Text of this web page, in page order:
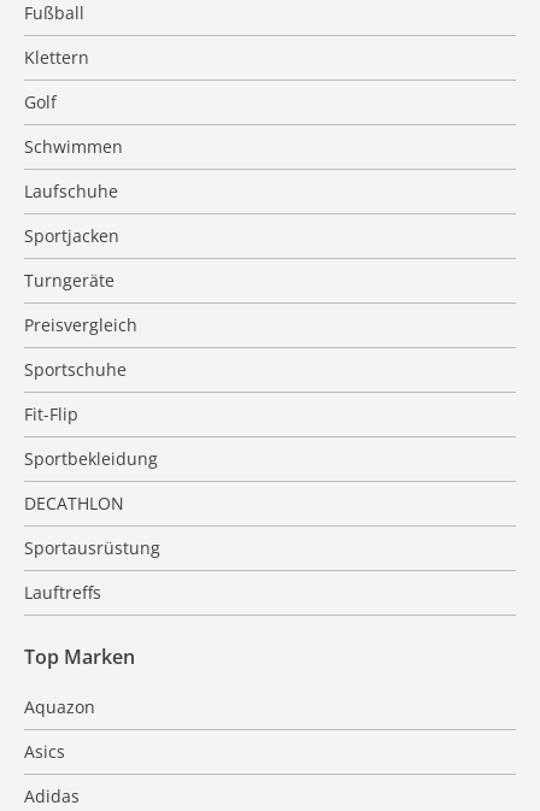
Fußball
Klettern
Golf
Schwimmen
Laufschuhe
Sportjacken
Turngeräte
Preisvergleich
Sportschuhe
Fit-Flip
Sportbekleidung
DECATHLON
Sportausrüstung
Lauftreffs
Top Marken
Aquazon
Asics
Adidas